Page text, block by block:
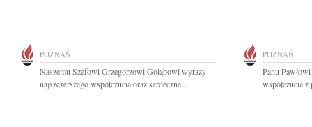
POZNAŃ
Naszemu Szefowi Grzegorzowi Gołąbowi wyrazy
najszczerszego współczucia oraz serdeczne...
POZNAŃ
Panu
współczucia